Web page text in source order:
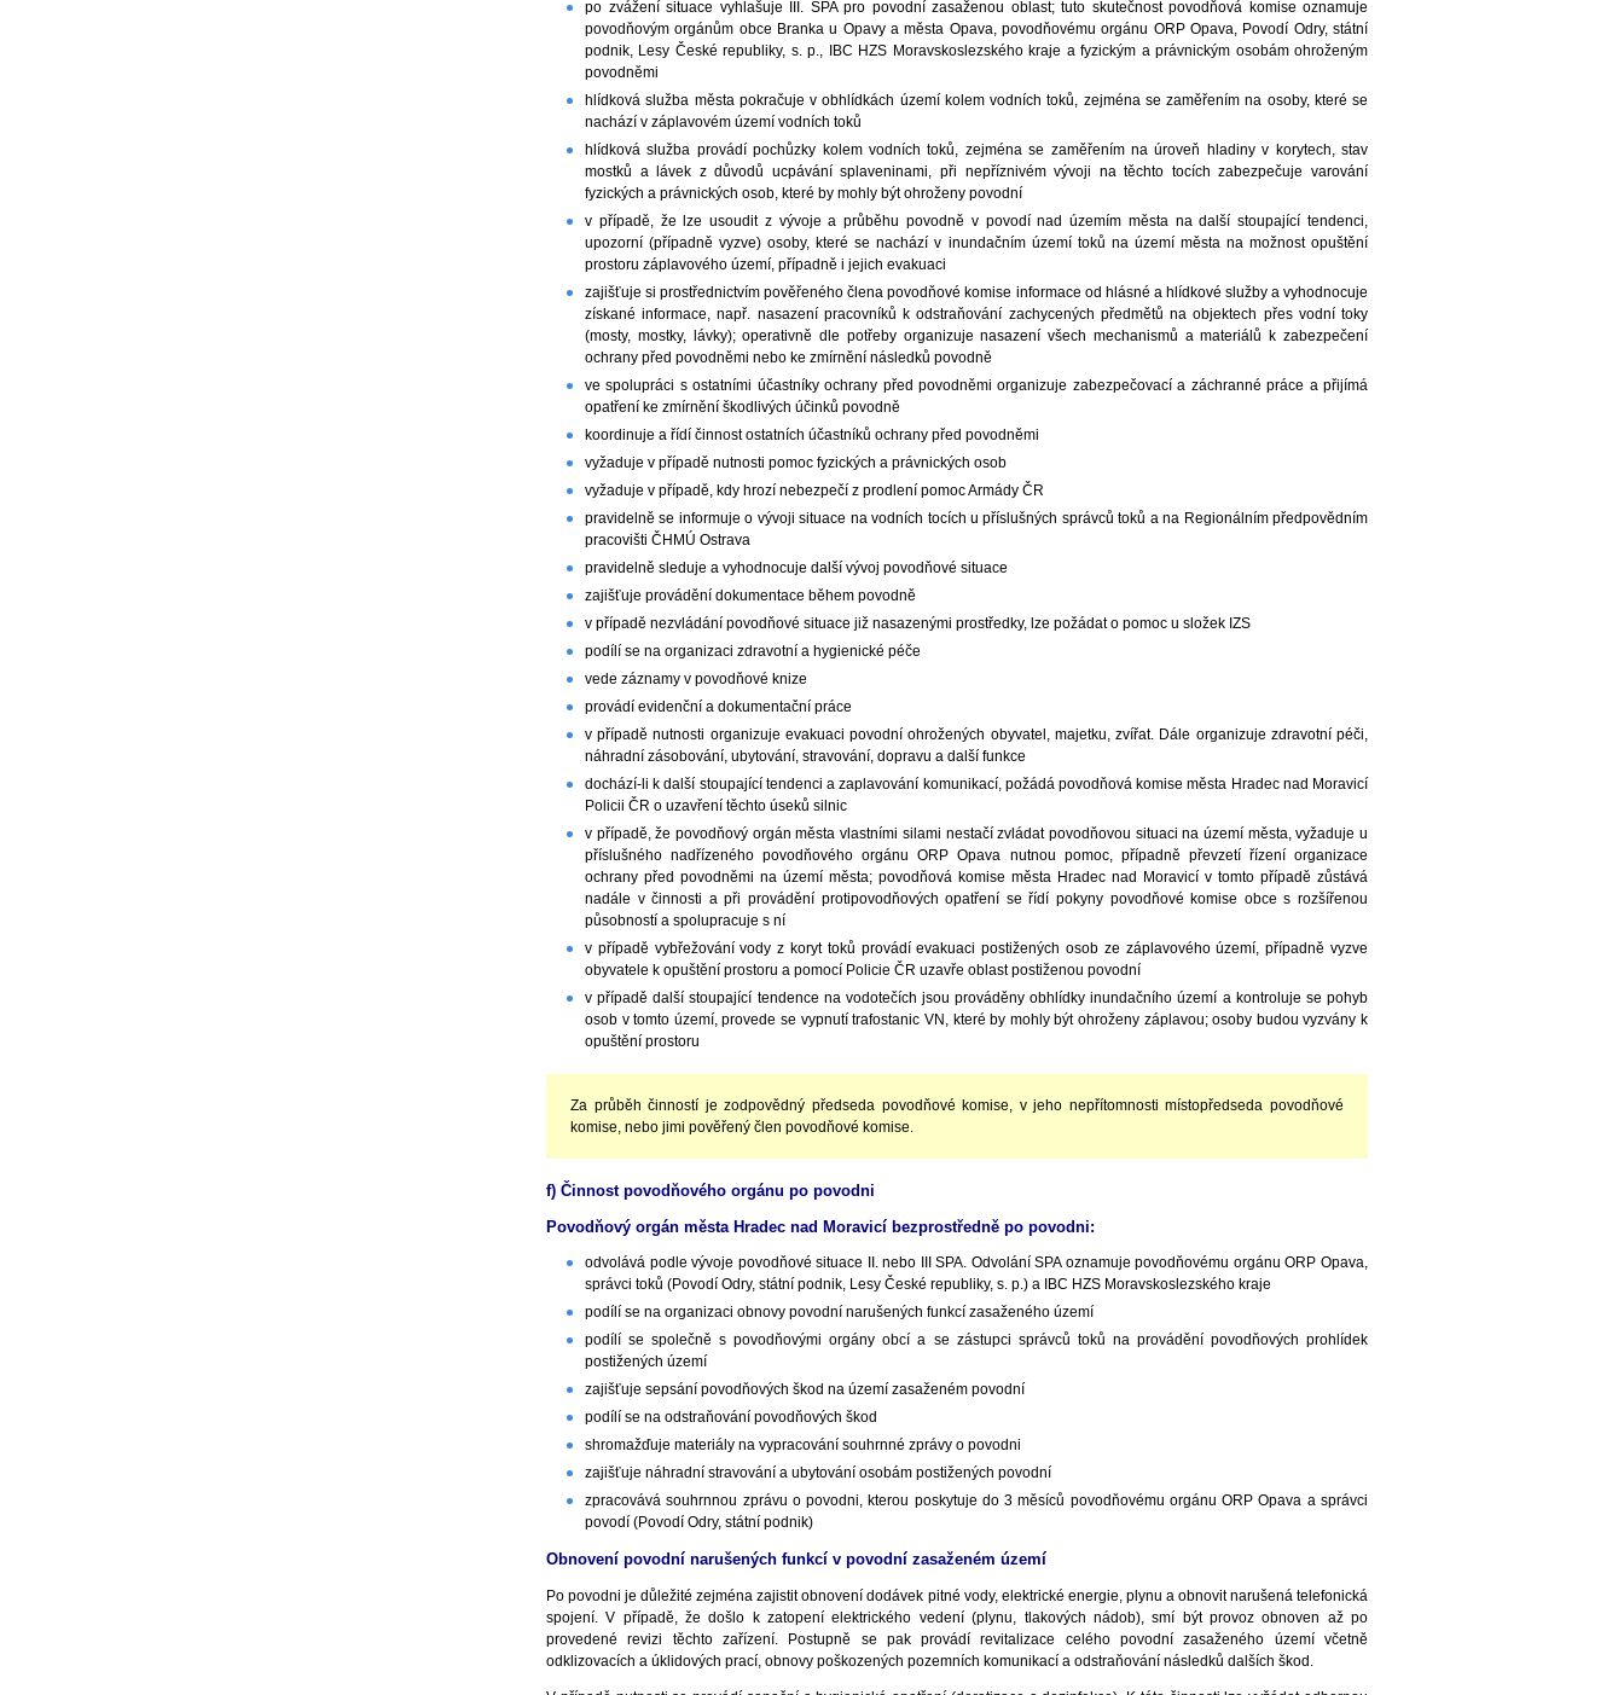
po zvážení situace vyhlašuje III. SPA pro povodní zasaženou oblast; tuto skutečnost povodňová komise oznamuje
povodňovým orgánům obce Branka u Opavy a města Opava, povodňovému orgánu ORP Opava, Povodí Odry, státní
podnik, Lesy České republiky, s. p., IBC HZS Moravskoslezského kraje a fyzickým a právnickým osobám ohroženým
povodněmi
hlídková služba města pokračuje v obhlídkách území kolem vodních toků, zejména se zaměřením na osoby, které se
nachází v záplavovém území vodních toků
hlídková služba provádí pochůzky kolem vodních toků, zejména se zaměřením na úroveň hladiny v korytech, stav
mostků a lávek z důvodů ucpávání splaveninami, při nepříznivém vývoji na těchto tocích zabezpečuje varování
fyzických a právnických osob, které by mohly být ohroženy povodní
v případě, že lze usoudit z vývoje a průběhu povodně v povodí nad územím města na další stoupající tendenci,
upozorní (případně vyzve) osoby, které se nachází v inundačním území toků na území města na možnost opuštění
prostoru záplavového území, případně i jejich evakuaci
zajišťuje si prostřednictvím pověřeného člena povodňové komise informace od hlásné a hlídkové služby a vyhodnocuje
získané informace, např. nasazení pracovníků k odstraňování zachycených předmětů na objektech přes vodní toky
(mosty, mostky, lávky); operativně dle potřeby organizuje nasazení všech mechanismů a materiálů k zabezpečení
ochrany před povodněmi nebo ke zmírnění následků povodně
ve spolupráci s ostatními účastníky ochrany před povodněmi organizuje zabezpečovací a záchranné práce a přijímá
opatření ke zmírnění škodlivých účinků povodně
koordinuje a řídí činnost ostatních účastníků ochrany před povodněmi
vyžaduje v případě nutnosti pomoc fyzických a právnických osob
vyžaduje v případě, kdy hrozí nebezpečí z prodlení pomoc Armády ČR
pravidelně se informuje o vývoji situace na vodních tocích u příslušných správců toků a na Regionálním předpovědním
pracovišti ČHMÚ Ostrava
pravidelně sleduje a vyhodnocuje další vývoj povodňové situace
zajišťuje provádění dokumentace během povodně
v případě nezvládání povodňové situace již nasazenými prostředky, lze požádat o pomoc u složek IZS
podílí se na organizaci zdravotní a hygienické péče
vede záznamy v povodňové knize
provádí evidenční a dokumentační práce
v případě nutnosti organizuje evakuaci povodní ohrožených obyvatel, majetku, zvířat. Dále organizuje zdravotní péči,
náhradní zásobování, ubytování, stravování, dopravu a další funkce
dochází-li k další stoupající tendenci a zaplavování komunikací, požádá povodňová komise města Hradec nad Moravicí
Policii ČR o uzavření těchto úseků silnic
v případě, že povodňový orgán města vlastními silami nestačí zvládat povodňovou situaci na území města, vyžaduje u
příslušného nadřízeného povodňového orgánu ORP Opava nutnou pomoc, případně převzetí řízení organizace
ochrany před povodněmi na území města; povodňová komise města Hradec nad Moravicí v tomto případě zůstává
nadále v činnosti a při provádění protipovodňových opatření se řídí pokyny povodňové komise obce s rozšířenou
působností a spolupracuje s ní
v případě vybřežování vody z koryt toků provádí evakuaci postižených osob ze záplavového území, případně vyzve
obyvatele k opuštění prostoru a pomocí Policie ČR uzavře oblast postiženou povodní
v případě další stoupající tendence na vodotečích jsou prováděny obhlídky inundačního území a kontroluje se pohyb
osob v tomto území, provede se vypnutí trafostanic VN, které by mohly být ohroženy záplavou; osoby budou vyzvány k
opuštění prostoru
Za průběh činností je zodpovědný předseda povodňové komise, v jeho nepřítomnosti místopředseda povodňové
komise, nebo jimi pověřený člen povodňové komise.
f) Činnost povodňového orgánu po povodni
Povodňový orgán města Hradec nad Moravicí bezprostředně po povodni:
odvolává podle vývoje povodňové situace II. nebo III SPA. Odvolání SPA oznamuje povodňovému orgánu ORP Opava,
správci toků (Povodí Odry, státní podnik, Lesy České republiky, s. p.) a IBC HZS Moravskoslezského kraje
podílí se na organizaci obnovy povodní narušených funkcí zasaženého území
podílí se společně s povodňovými orgány obcí a se zástupci správců toků na provádění povodňových prohlídek
postižených území
zajišťuje sepsání povodňových škod na území zasaženém povodní
podílí se na odstraňování povodňových škod
shromažďuje materiály na vypracování souhrnné zprávy o povodni
zajišťuje náhradní stravování a ubytování osobám postižených povodní
zpracovává souhrnnou zprávu o povodni, kterou poskytuje do 3 měsíců povodňovému orgánu ORP Opava a správci
povodí (Povodí Odry, státní podnik)
Obnovení povodní narušených funkcí v povodní zasaženém území
Po povodni je důležité zejména zajistit obnovení dodávek pitné vody, elektrické energie, plynu a obnovit narušená telefonická
spojení. V případě, že došlo k zatopení elektrického vedení (plynu, tlakových nádob), smí být provoz obnoven až po
provedené revizi těchto zařízení. Postupně se pak provádí revitalizace celého povodní zasaženého území včetně
odklizovacích a úklidových prací, obnovy poškozených pozemních komunikací a odstraňování následků dalších škod.